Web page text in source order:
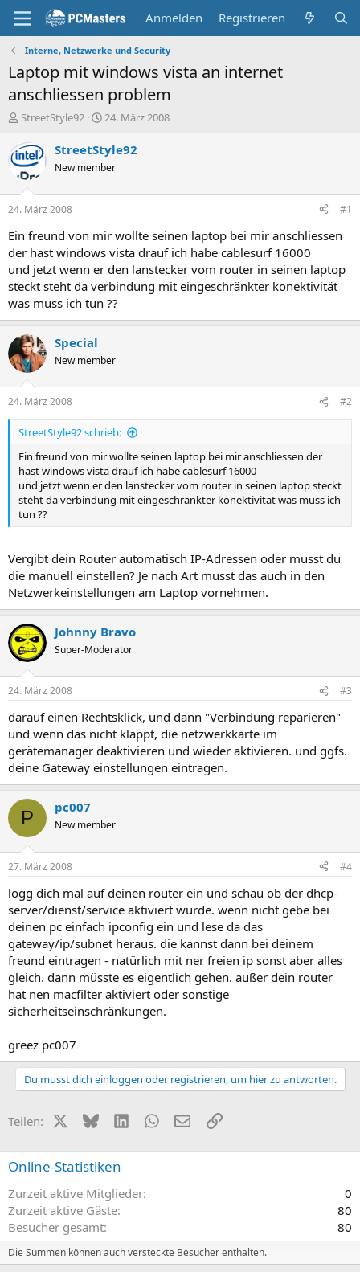
Anmelden Registrieren
Interne, Netzwerke und Security
Laptop mit windows vista an internet
anschliessen problem
E
s
t
e
e
r
StreetStyle92
E
s
t
e
t
a
24. März 2008
StreetStyle92
New member
24. März 2008 #1
Ein freund von mir wollte seinen laptop bei mir anschliessen
der hast windows vista drauf ich habe cablesurf 16000
und jetzt wenn er den lanstecker vom router in seinen laptop
steckt steht da verbindung mit eingeschränkter konektivität
was muss ich tun ??
Special
New member
24. März 2008 #2
StreetStyle92 schrieb:
Ein freund von mir wollte seinen laptop bei mir anschliessen der
hast windows vista drauf ich habe cablesurf 16000
und jetzt wenn er den lanstecker vom router in seinen laptop steckt
steht da verbindung mit eingeschränkter konektivität was muss ich
tun ??
Vergibt dein Router automatisch IP-Adressen oder musst du
die manuell einstellen? Je nach Art musst das auch in den
Netzwerkeinstellungen am Laptop vornehmen.
Johnny Bravo
Super-Moderator
24. März 2008 #3
darauf einen Rechtsklick, und dann "Verbindung reparieren"
und wenn das nicht klappt, die netzwerkkarte im
gerätemanager deaktivieren und wieder aktivieren. und ggfs.
deine Gateway einstellungen eintragen.
P pc007
New member
27. März 2008 #4
logg dich mal auf deinen router ein und schau ob der dhcp-
server/dienst/service aktiviert wurde. wenn nicht gebe bei
deinen pc einfach ipconfig ein und lese da das
gateway/ip/subnet heraus. die kannst dann bei deinem
freund eintragen - natürlich mit ner freien ip sonst aber alles
gleich. dann müsste es eigentlich gehen. außer dein router
hat nen macfilter aktiviert oder sonstige
sicherheitseinschränkungen.
greez pc007
Du musst dich einloggen oder registrieren, um hier zu antworten.
Teilen: X (Twitter)
BlueskyLinkedInWhatsApp
E-MailLink
Online-Statistiken
Zurzeit aktive Mitglieder
0
Zurzeit aktive Gäste
80
Besucher gesamt
80
Die Summen können auch versteckte Besucher enthalten.